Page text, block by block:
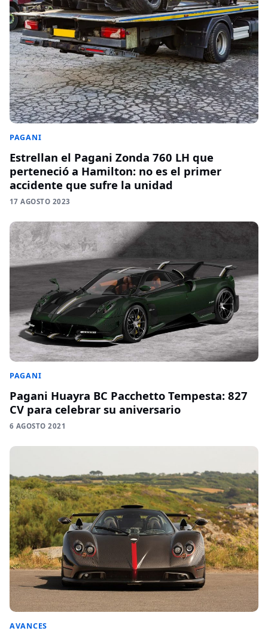
PAGANI
Estrellan el Pagani Zonda 760 LH que
perteneció a Hamilton: no es el primer
accidente que sufre la unidad
17 AGOSTO 2023
PAGANI
Pagani Huayra BC Pacchetto Tempesta: 827
CV para celebrar su aniversario
6 AGOSTO 2021
AVANCES